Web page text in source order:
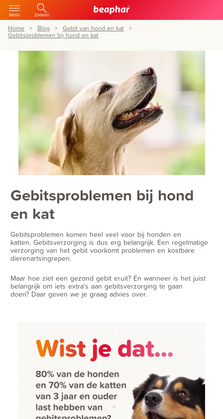
Menu Zoeken
Home Blog
Gebit van hond en kat
Gebitsproblemen bij hond en kat
Gebitsproblemen bij hond
en kat
Gebitsproblemen komen heel veel voor bij honden en
katten. Gebitsverzorging is dus erg belangrijk. Een regelmatige
verzorging van het gebit voorkomt problemen en kostbare
dierenartsingrepen.
Maar hoe ziet een gezond gebit eruit? En wanneer is het juist
belangrijk om iets extra's aan gebitsverzorging te gaan
doen? Daar geven we je graag advies over.